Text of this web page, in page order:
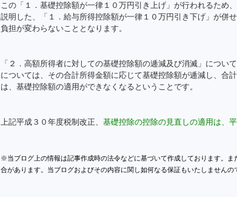
この「１．基礎控除額が一律１０万円引き上げ」が行われるた
説明した、「１．給与所得控除額が一律１０万円引き下げ」が併
負担が変わらないこととなります。
「２．高額所得者に対しての基礎控除額の逓減及び消滅」につい
については、その合計所得金額に応じて基礎控除額が逓減し、合
は、基礎控除額の適用ができなくなるということです。
上記平成３０年度税制改正、 基礎控除の控除の見直しの適用は、
※当ブログ上の情報は記事作成時の法令などに基づいて作成しております。
合があります。当ブログおよびその内容に関し如何なる保証もいたしませんの